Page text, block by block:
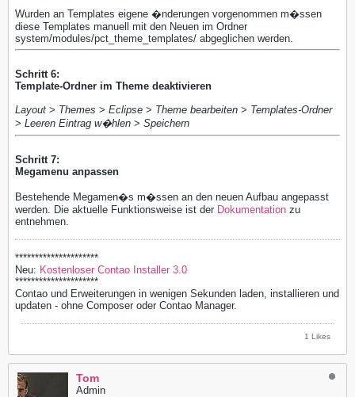
Wurden an Templates eigene �nderungen vorgenommen m�ssen
diese Templates manuell mit den Neuen im Ordner
system/modules/pct_theme_templates/ abgeglichen werden.
Schritt 6:
Template-Ordner im Theme deaktivieren
Layout > Themes > Eclipse > Theme bearbeiten > Templates-Ordner
> Leeren Eintrag w�hlen > Speichern
Schritt 7:
Megamenu anpassen
Bestehende Megamen�s m�ssen an den neuen Aufbau angepasst
werden. Die aktuelle Funktionsweise ist der Dokumentation zu
entnehmen.
*********************
Neu: Kostenloser Contao Installer 3.0
*********************
Contao und Erweiterungen in wenigen Sekunden laden, installieren und
updaten - ohne Composer oder Contao Manager.
1 Likes
Tom
Admin